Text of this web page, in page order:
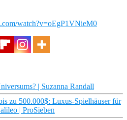
watch?v=oEgP1VNieM0
| Suzanna Randall
zu 500.000$: Luxus-Spielhäuser für
| ProSieben